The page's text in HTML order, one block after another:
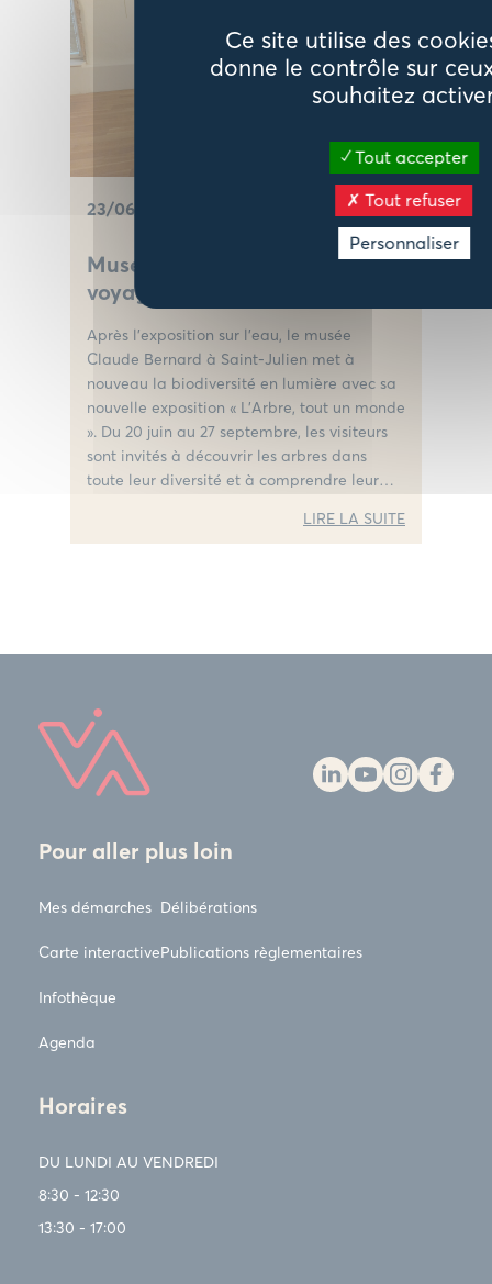
Ce site utilise des
donne le contrôle sur
souhaitez
Tout accepter
Tout refuser
Personnaliser
23/06/2026 CULTURE
Musée Claude Bernard : un
voyage au coeur des arbres
Après l’exposition sur l’eau, le musée
Claude Bernard à Saint-Julien met à
nouveau la biodiversité en lumière avec sa
nouvelle exposition « L’Arbre, tout un monde
». Du 20 juin au 27 septembre, les visiteurs
sont invités à découvrir les arbres dans
toute leur diversité et à comprendre leur
LIRE LA SUITE
Pour aller plus loin
Mes démarches
Carte interactive
Infothèque
Agenda
Délibérations
Publications règlementaires
Horaires
DU LUNDI AU VENDREDI
8:30 - 12:30
13:30 - 17:00